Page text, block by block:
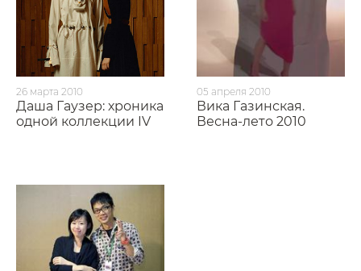
26 марта 2010
Даша Гаузер: хроника
одной коллекции IV
05 апреля 2010
Вика Газинская.
Весна-лето 2010